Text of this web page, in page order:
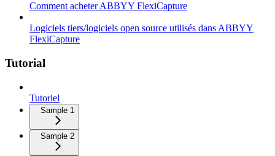
Comment acheter ABBYY FlexiCapture
Logiciels tiers/logiciels open source utilisés dans ABBYY
FlexiCapture
Tutorial
Tutoriel
Sample 1
Sample 2